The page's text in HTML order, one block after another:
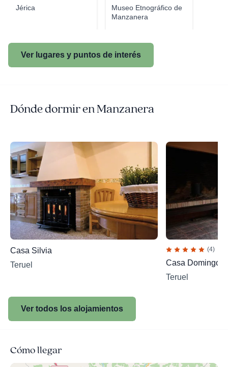
Jérica
Museo Etnográfico de
Manzanera
Ver lugares y puntos de interés
Dónde dormir en Manzanera
Casa Silvia
Teruel
(4)
Casa Domingo
Teruel
Ver todos los alojamientos
Cómo llegar